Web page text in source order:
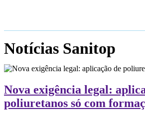
Notícias Sanitop
Nova exigência legal:
poliuretanos só com